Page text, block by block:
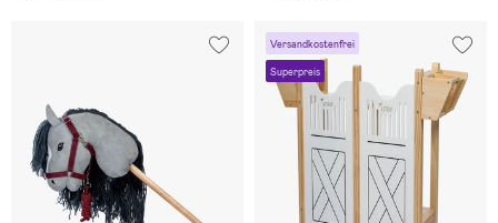
Versandkostenfrei
Superpreis